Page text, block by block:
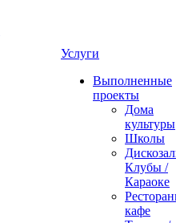
Услуги
Выполненные
проекты
Дома
культуры
Школы
Клубы /
Караоке
кафе